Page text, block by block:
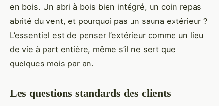
en bois. Un abri à bois bien intégré, un coin repas
abrité du vent, et pourquoi pas un sauna extérieur ?
L’essentiel est de penser l’extérieur comme un lieu
de vie à part entière, même s’il ne sert que
quelques mois par an.
Les questions standards des clients